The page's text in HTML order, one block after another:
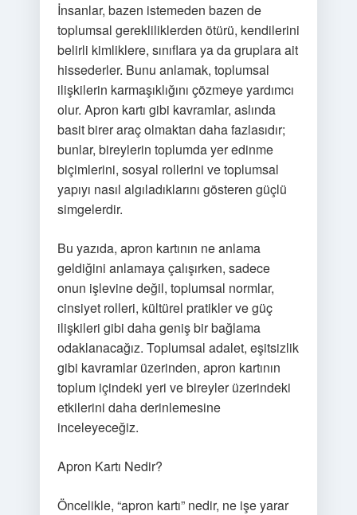
İnsanlar, bazen istemeden bazen de
toplumsal gerekliliklerden ötürü, kendilerini
belirli kimliklere, sınıflara ya da gruplara ait
hissederler. Bunu anlamak, toplumsal
ilişkilerin karmaşıklığını çözmeye yardımcı
olur. Apron kartı gibi kavramlar, aslında
basit birer araç olmaktan daha fazlasıdır;
bunlar, bireylerin toplumda yer edinme
biçimlerini, sosyal rollerini ve toplumsal
yapıyı nasıl algıladıklarını gösteren güçlü
simgelerdir.
Bu yazıda, apron kartının ne anlama
geldiğini anlamaya çalışırken, sadece
onun işlevine değil, toplumsal normlar,
cinsiyet rolleri, kültürel pratikler ve güç
ilişkileri gibi daha geniş bir bağlama
odaklanacağız. Toplumsal adalet, eşitsizlik
gibi kavramlar üzerinden, apron kartının
toplum içindeki yeri ve bireyler üzerindeki
etkilerini daha derinlemesine
inceleyeceğiz.
Apron Kartı Nedir?
Öncelikle, “apron kartı” nedir, ne işe yarar